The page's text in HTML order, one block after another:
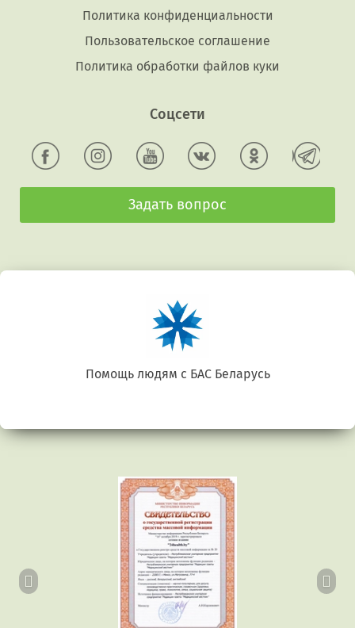
Политика конфиденциальности
Пользовательское соглашение
Политика обработки файлов куки
Соцсети
Задать вопрос
Беларусь. Gluten free
Предыдущий